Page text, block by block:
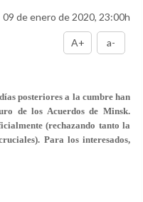
09 de enero de 2020, 23:00h
A+ a-
posteriores a la cumbre han
de los Acuerdos de Minsk.
(rechazando tanto la
Para los interesados,